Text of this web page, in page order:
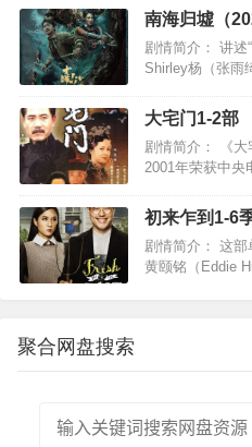
越了数百年来到
少女——马尔泰
南海归墟（
剧情简介： 讲述“铁三角”胡八一（潘粤明 饰）、
Shirley杨（张雨
螺旋海域展开了
镜的惊…
大宅门1-2部
剧情简介： 《大宅门》由郭宝昌出任编剧和导演，
2001年荣获中央电视台
的浮沉变化，忠
国家、民族的…
初来乍到1-6
剧情简介： 这部单镜头情景喜剧根据华裔美国厨师
黄颐铭（Eddie
聚合网盘搜索